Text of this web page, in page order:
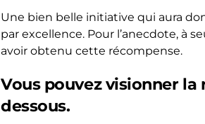
Une bien belle initiative qui aura
par excellence. Pour l’anecdote, à
avoir obtenu cette récompense.
Vous pouvez visionner la
dessous.